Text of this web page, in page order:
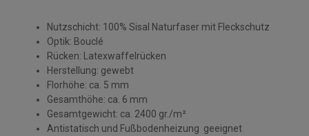
Nutzschicht: 100% Sisal Naturfaser mit Fleckschutz
Optik: Bouclé
Rücken: Latexwaffelrücken
Herstellung: gewebt
Florhöhe: ca. 5 mm
Gesamthöhe: ca. 6 mm
Gesamtgewicht: ca. 2400 gr./m²
Antistatisch und Fußbodenheizung geeignet